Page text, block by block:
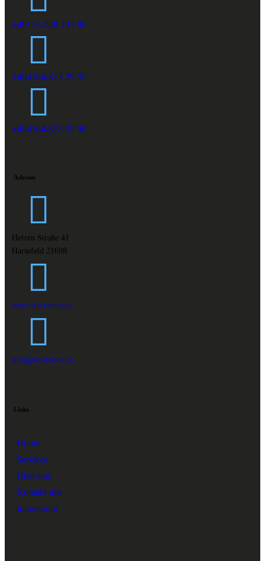
+49176-228 733 86
+494164-813 29 97
+494164-813 29 98
Adresse
Herren Straße 41
Harsefeld 21698
www.stb-renov.de
info@stb-renov.de
Links
Home
Services
Über uns
Kontakt uns
Impressum